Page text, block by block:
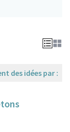
des idées par :